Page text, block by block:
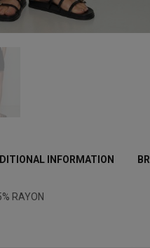
INFORMATION
RAYON